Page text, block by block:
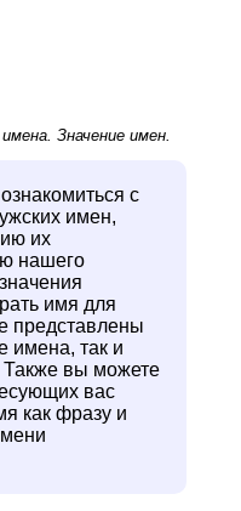
. Значение имен.
с
имен,
их
нашего
имя для
представлены
имена, так и
вы можете
вас
как фразу и